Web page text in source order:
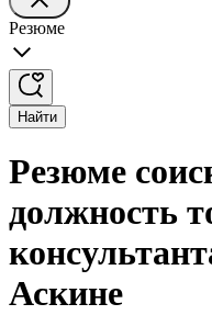
Резюме
Найти
Резюме
должность
Аскине